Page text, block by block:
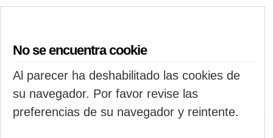
No se encuentra cookie
Al parecer ha deshabilitado las cookies de
su navegador. Por favor revise las
preferencias de su navegador y reintente.